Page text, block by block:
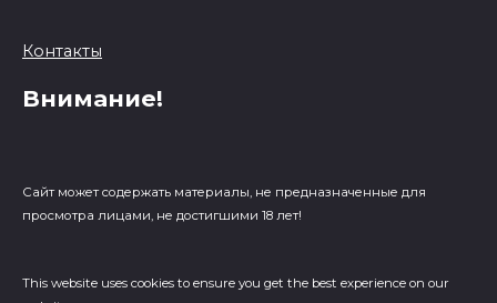
Контакты
Внимание!
Сайт может содержать материалы, не предназначенные для
просмотра лицами, не достигшими 18 лет!
This website uses cookies to ensure you get the best experience on our